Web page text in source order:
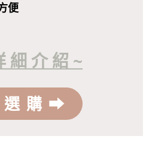
便
細 介 紹 ~
選購⮕